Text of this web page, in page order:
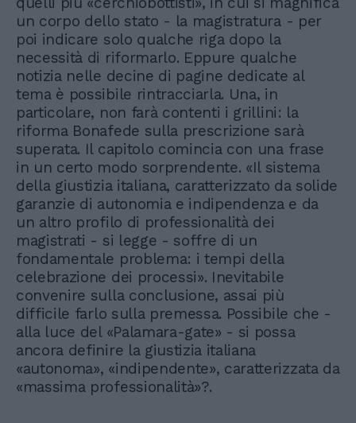
un corpo dello stato - la magistratura - per
poi indicare solo qualche riga dopo la
necessità di riformarlo. Eppure qualche
notizia nelle decine di pagine dedicate al
tema è possibile rintracciarla. Una, in
particolare, non farà contenti i grillini: la
riforma Bonafede sulla prescrizione sarà
superata. Il capitolo comincia con una frase
in un certo modo sorprendente. «Il sistema
della giustizia italiana, caratterizzato da solide
garanzie di autonomia e indipendenza e da
un altro profilo di professionalità dei
magistrati - si legge - soffre di un
fondamentale problema: i tempi della
celebrazione dei processi». Inevitabile
convenire sulla conclusione, assai più
difficile farlo sulla premessa. Possibile che -
alla luce del «Palamara-gate» - si possa
ancora definire la giustizia italiana
«autonoma», «indipendente», caratterizzata da
«massima professionalità»?.